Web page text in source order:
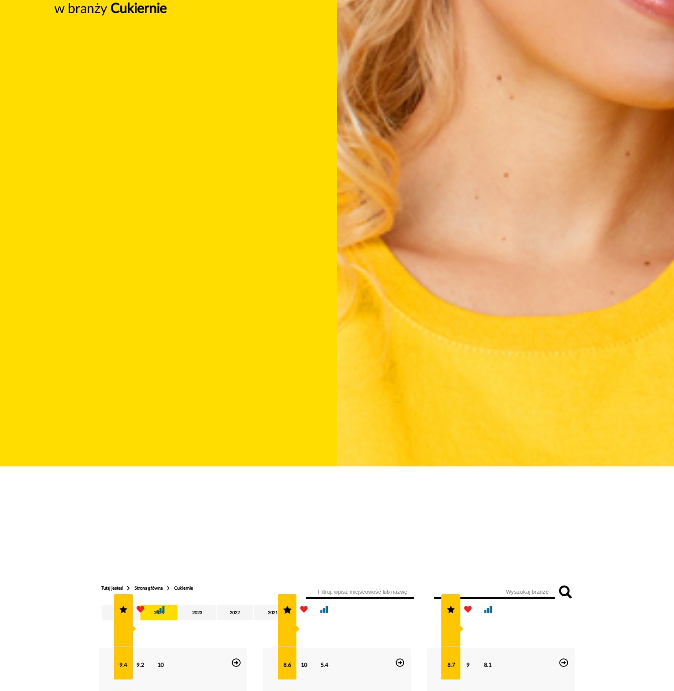
w branży Cukiernie
Tutaj jesteś Strona główna Cukiernie
2026 2025 2023 2022 2021
9.4 9.2 10 8.6 10 5.4 8.7 9 8.1